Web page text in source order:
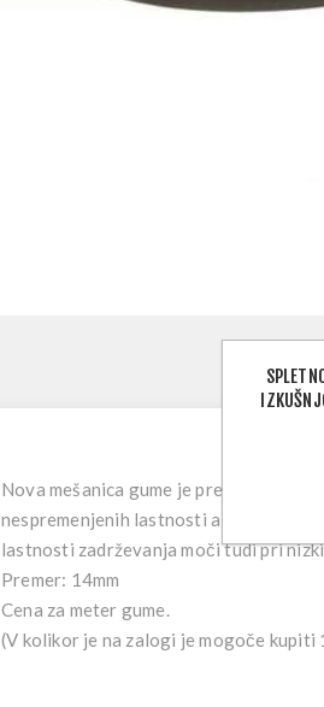
Nova mešanica gume je preizkušena
nespremenjenih lastnosti ali izgubo
lastnosti zadrževanja moči tudi pri
Premer: 14mm
Cena za meter gume.
(V kolikor je na zalogi je mogoče kupiti